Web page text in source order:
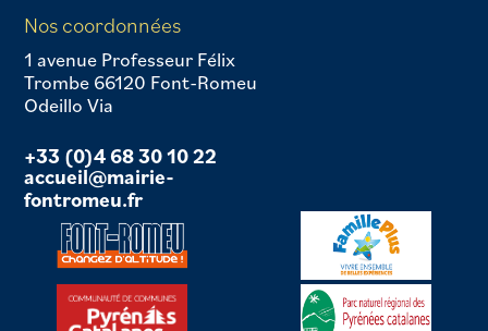
Nos coordonnées
1 avenue Professeur Félix
Trombe 66120 Font-Romeu
Odeillo Via
+33 (0)4 68 30 10 22
accueil@mairie-
fontromeu.fr